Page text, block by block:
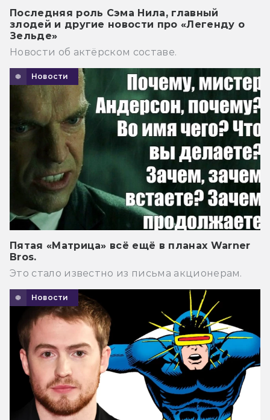
Последняя роль Сэма Нила, главный
злодей и другие новости про «Легенду о
Зельде»
Новости об актёрском составе.
Новости
Пятая «Матрица» всё ещё в планах Warner
Bros.
Это стало известно из письма акционерам.
Новости